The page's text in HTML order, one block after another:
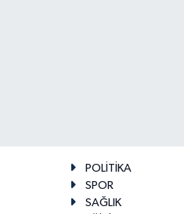
POLİTİKA
SPOR
SAĞLIK